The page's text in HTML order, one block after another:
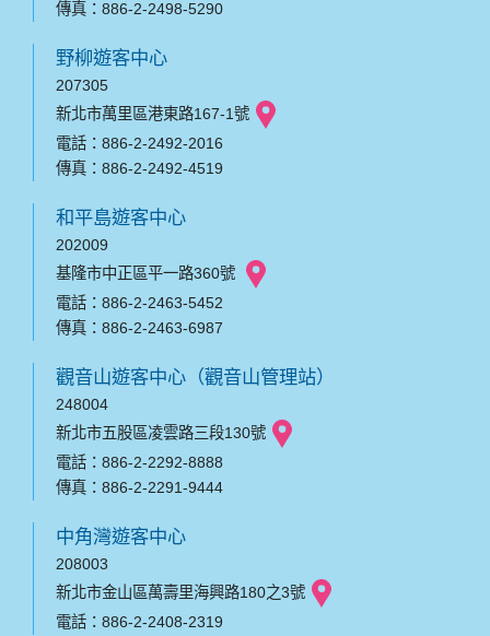
傳真：886-2-2498-5290
野柳遊客中心
207305
新北市萬里區港東路167-1號
電話：886-2-2492-2016
傳真：886-2-2492-4519
和平島遊客中心
202009
基隆市中正區平一路360號
電話：886-2-2463-5452
傳真：886-2-2463-6987
觀音山遊客中心（觀音山管理站）
248004
新北市五股區凌雲路三段130號
電話：886-2-2292-8888
傳真：886-2-2291-9444
中角灣遊客中心
208003
新北市金山區萬壽里海興路180之3號
電話：886-2-2408-2319